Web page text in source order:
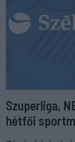
Szuperliga,
hétfői